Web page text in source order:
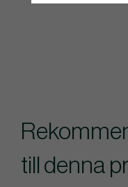
till denna